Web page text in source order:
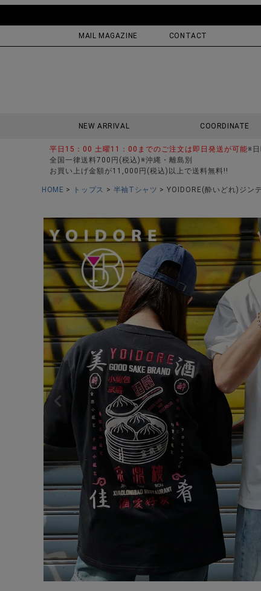
MAIL MAGAZINE CONTACT
NEW ARRIVAL COORDINATE
平日15：00 土曜11：00までのご注文は即日発送が可能※
全国一律送料700円(税込)※沖縄・離島別
お買い上げ金額が11,000円(税込)以上で送料無料!!
HOME トップス 半袖Tシャツ YOIDORE(酔いどれ)ジン